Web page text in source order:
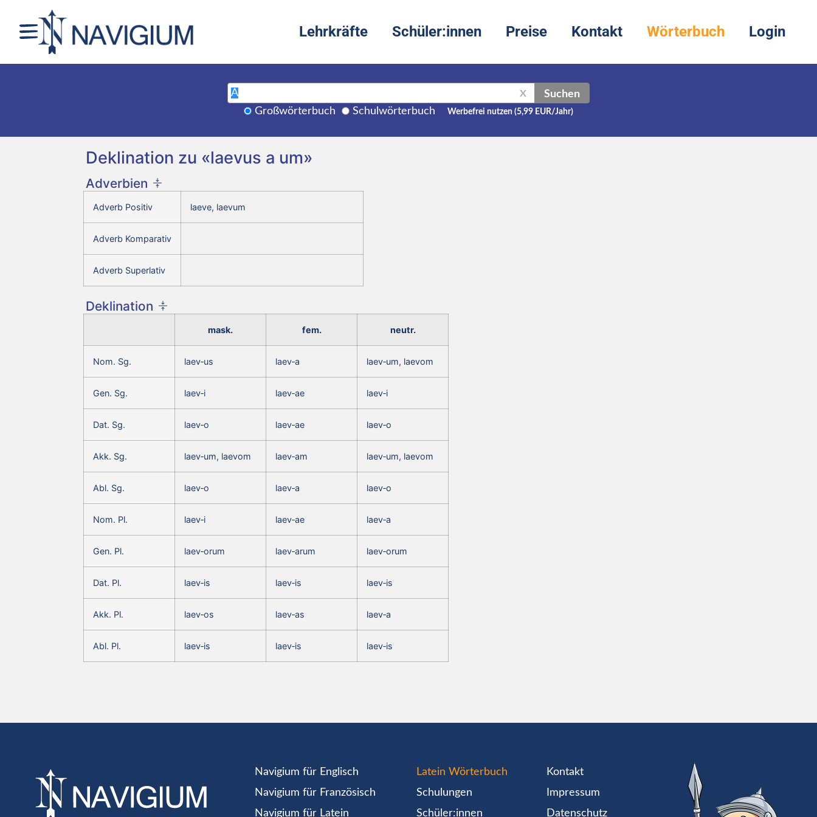
Lehrkräfte Schüler:innen Preise Kontakt Wörterbuch Login
X Suchen
Großwörterbuch Schulwörterbuch Werbefrei nutzen (5,99 EUR/Jahr)
Deklination zu «laevus a um»
Adverbien
Adverb Positiv laeve, laevum
Adverb Komparativ
Adverb Superlativ
Deklination
mask. fem. neutr.
Nom. Sg. laev‑us laev‑a laev‑um, laevom
Gen. Sg. laev‑i laev‑ae laev‑i
Dat. Sg. laev‑o laev‑ae laev‑o
Akk. Sg. laev‑um, laevom laev‑am laev‑um, laevom
Abl. Sg. laev‑o laev‑a laev‑o
Nom. Pl. laev‑i laev‑ae laev‑a
Gen. Pl. laev‑orum laev‑arum laev‑orum
Dat. Pl. laev‑is laev‑is laev‑is
Akk. Pl. laev‑os laev‑as laev‑a
Abl. Pl. laev‑is laev‑is laev‑is
Navigium für Englisch
Navigium für Französisch
Navigium für Latein
Latein Wörterbuch
Schulungen
Schüler:innen
Kontakt
Impressum
Datenschutz